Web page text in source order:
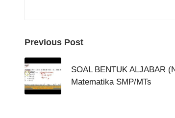
Post
navigation
Previous Post
SOAL BENTUK ALJABAR
Matematika SMP/MTs